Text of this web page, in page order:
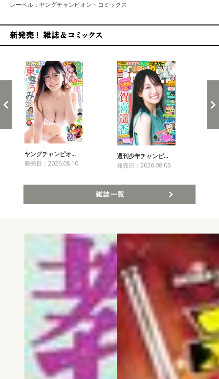
レーベル：ヤングチャンピオン・コミックス
ヤングチャンピオ…
発売日：2026.08.10
週刊少年チャンピ…
発売日：2026.08.06